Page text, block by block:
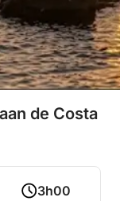
de Costa
3h00